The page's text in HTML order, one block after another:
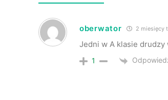
oberwator 2 miesięcy
Jedni w A klasie drudzy
1